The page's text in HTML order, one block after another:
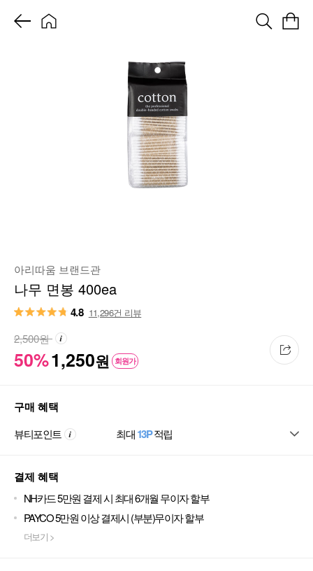
아리따움 브랜드관
나무 면봉 400ea
4.8 11,296건 리뷰
50%1,250원 회원가
2,500원
구매 혜택
뷰티포인트 최대13P적립
결제 혜택
NH카드 5만원 결제 시 최대 6개월 무이자 할부
PAYCO 5만원 이상 결제시 (부분)무이자 할부
더보기 >